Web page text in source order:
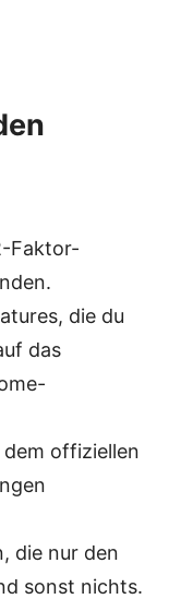
Faktor-
die du
das
offiziellen
die nur den
sonst nichts.